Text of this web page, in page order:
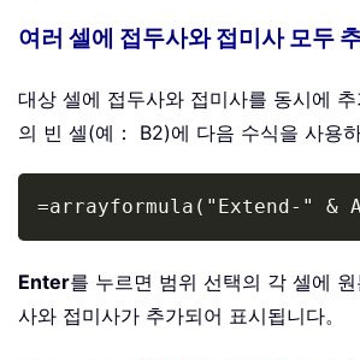
여러 셀에 접두사와 접미사 모두
대상 셀에 접두사와 접미사를 동시에
의 빈 셀(예： B2)에 다음 수식을 사용하
=arrayformula("Extend-" &
Enter를 누르면 범위 선택의 각 셀에
사와 접미사가 추가되어 표시됩니다。